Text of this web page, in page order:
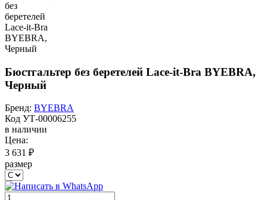
Бюстгальтер без беретелей Lace-it-Bra BYEBRA,
Черный
Бренд: BYEBRA
Код УТ-00006255
в наличии
Цена:
3 631 ₽
размер